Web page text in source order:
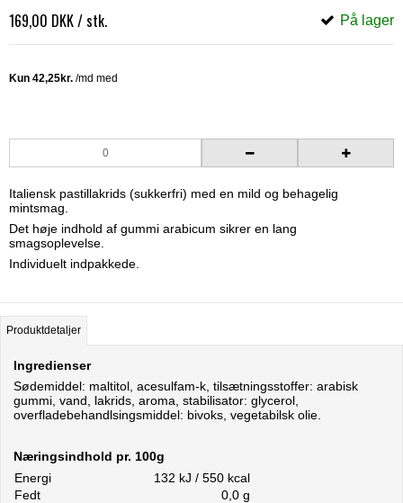
169,00 DKK/ stk. På lager
Italiensk pastillakrids (sukkerfri) med en mild og behagelig
mintsmag.
Det høje indhold af gummi arabicum sikrer en lang
smagsoplevelse.
Individuelt indpakkede.
Produktdetaljer
Ingredienser
Sødemiddel: maltitol, acesulfam-k, tilsætningsstoffer: arabisk
gummi, vand, lakrids, aroma, stabilisator: glycerol,
overfladebehandlsingsmiddel: bivoks, vegetabilsk olie.
Næringsindhold pr. 100g
Energi
132 kJ / 550 kcal
Fedt
0,0 g